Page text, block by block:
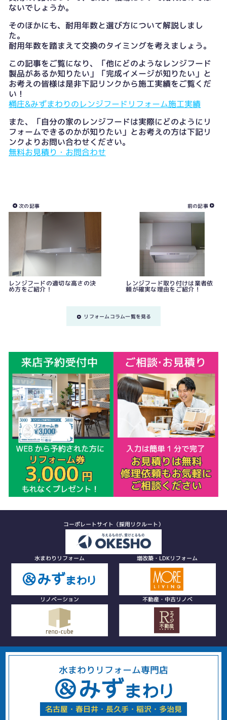
ないでしょうか。
そのほかにも、耐用年数と選び方について解説しまし
た。
耐用年数を踏まえて交換のタイミングを考えましょう。
この記事をご覧になり、「他にどのようなレンジフード
製品があるか知りたい」「完成イメージが知りたい」と
お考えの皆様は是非下記リンクから施工実績をご覧くだ
い！
桶庄&みずまわりのレンジフードリフォーム施工実績
また、「自分の家のレンジフードは実際にどのようにリ
フォームできるのかが知りたい」とお考えの方は下記リ
ンクよりお問い合わせください。
無料お見積り・お問合わせ
次の記事
レンジフードの適切な高さの決
め方をご紹介！
前の記事
レンジフード取り付けは業者依
頼が確実な理由をご紹介！
リフォームコラム一覧を見る
コーポレートサイト（採用リクルート）
水まわりリフォーム 増改築・LDKリフォーム
リノベーション 不動産・中古リノベ
水まわりリフォーム専門店
名古屋・春日井・長久手・稲沢・多治見